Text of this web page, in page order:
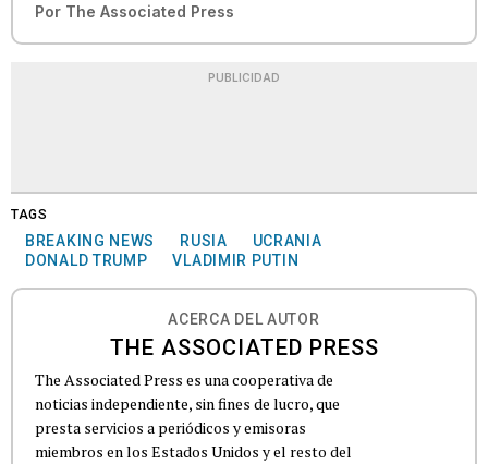
Por The Associated Press
PUBLICIDAD
TAGS
BREAKING NEWS RUSIA
UCRANIA
DONALD TRUMP
VLADIMIR PUTIN
ACERCA DEL AUTOR
THE ASSOCIATED PRESS
The Associated Press es una cooperativa de
noticias independiente, sin fines de lucro, que
presta servicios a periódicos y emisoras
miembros en los Estados Unidos y el resto del